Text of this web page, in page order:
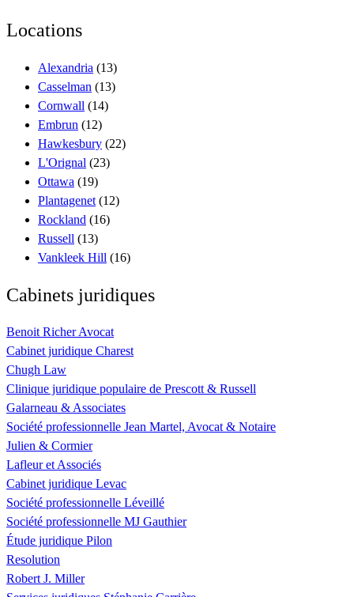
Locations
Alexandria (13)
Casselman (13)
Cornwall (14)
Embrun (12)
Hawkesbury (22)
L'Orignal (23)
Ottawa (19)
Plantagenet (12)
Rockland (16)
Russell (13)
Vankleek Hill (16)
Cabinets juridiques
Benoit Richer Avocat
Cabinet juridique Charest
Chugh Law
Clinique juridique populaire de Prescott & Russell
Galarneau & Associates
Société professionnelle Jean Martel, Avocat & Notaire
Julien & Cormier
Lafleur et Associés
Cabinet juridique Levac
Société professionnelle Léveillé
Société professionnelle MJ Gauthier
Étude juridique Pilon
Resolution
Robert J. Miller